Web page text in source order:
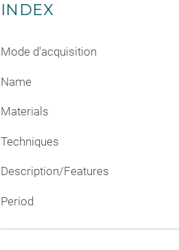
INDEX
Mode d'acquisition
Name
Materials
Techniques
Description/Features
Period